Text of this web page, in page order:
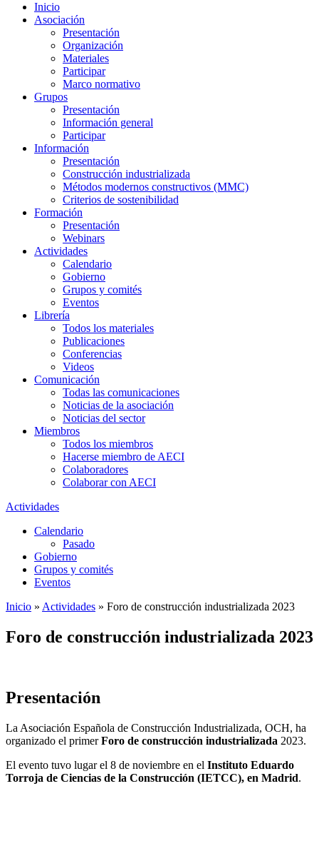
Inicio
Asociación
Presentación
Organización
Materiales
Participar
Marco normativo
Grupos
Presentación
Información general
Participar
Información
Presentación
Construcción industrializada
Métodos modernos constructivos (MMC)
Criterios de sostenibilidad
Formación
Presentación
Webinars
Actividades
Calendario
Gobierno
Grupos y comités
Eventos
Librería
Todos los materiales
Publicaciones
Conferencias
Videos
Comunicación
Todas las comunicaciones
Noticias de la asociación
Noticias del sector
Miembros
Todos los miembros
Hacerse miembro de AECI
Colaboradores
Colaborar con AECI
Actividades
Calendario
Pasado
Gobierno
Grupos y comités
Eventos
Inicio » Actividades » Foro de construcción industrializada 2023
Foro de construcción industrializada 2023
Presentación
La Asociación Española de Construcción Industrializada, OCH, ha
organizado el primerForo de construcción industrializada 2023.
El evento tuvo lugar el 8 de noviembre en el Instituto Eduardo
Torroja de Ciencias de la Construcción (IETCC), en Madrid.